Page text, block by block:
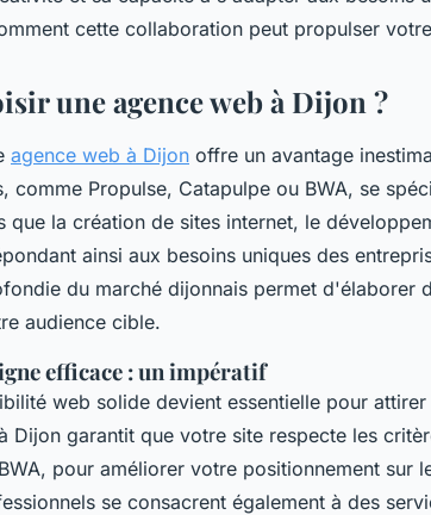
cette collaboration peut propulser
une agence web à Dijon ?
agence web à Dijon offre un avantage
comme Propulse, Catapulpe ou BWA, se
que la création de sites internet, le
ainsi aux besoins uniques des
du marché dijonnais permet d'élaborer
audience cible.
efficace : un impératif
web solide devient essentielle pour
Dijon garantit que votre site respecte les
pour améliorer votre positionnement sur
se consacrent également à des